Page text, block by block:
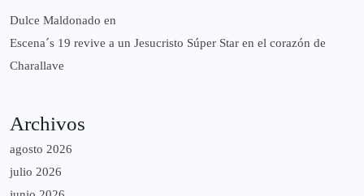
Dulce Maldonado en
Escena´s 19 revive a un Jesucristo Súper Star en el corazón de
Charallave
Archivos
agosto 2026
julio 2026